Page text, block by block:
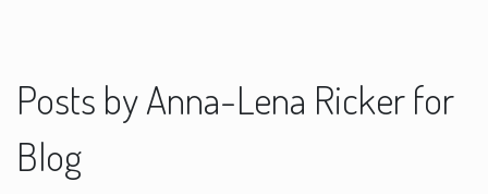
Posts by Anna-Lena Ricker for
Blog